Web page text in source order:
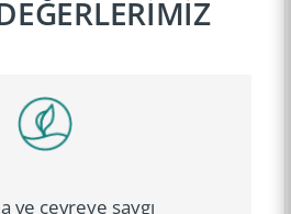
ve çevreye saygı